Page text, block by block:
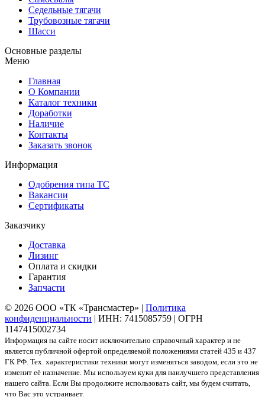
Седельные тягачи
Трубовозные тягачи
Шасси
Основные разделы
Меню
Главная
О Компании
Каталог техники
Доработки
Наличие
Контакты
Заказать звонок
Информация
Одобрения типа ТС
Вакансии
Сертификаты
Заказчику
Доставка
Лизинг
Оплата и скидки
Гарантия
Запчасти
© 2026 ООО «ТК «Трансмастер» | Политика
конфиденциальности | ИНН: 7415085759 | ОГРН
1147415002734
Информация на сайте носит исключительно справочный характер и не
является публичной офертой определяемой положениями статей 435 и 437
ГК РФ. Тех. характеристики техники могут изменяться заводом, если это не
изменит её назначение. Мы используем куки для наилучшего представления
нашего сайта. Если Вы продолжите использовать сайт, мы будем считать,
что Вас это устраивает.